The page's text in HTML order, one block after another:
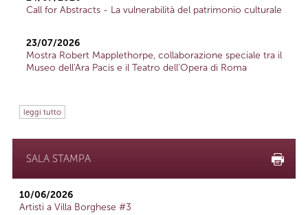
Call for Abstracts - La vulnerabilità del patrimonio culturale
23/07/2026
Mostra Robert Mapplethorpe, collaborazione speciale tra il
Museo dell'Ara Pacis e il Teatro dell'Opera di Roma
leggi tutto
SALA STAMPA
10/06/2026
Artisti a Villa Borghese #3